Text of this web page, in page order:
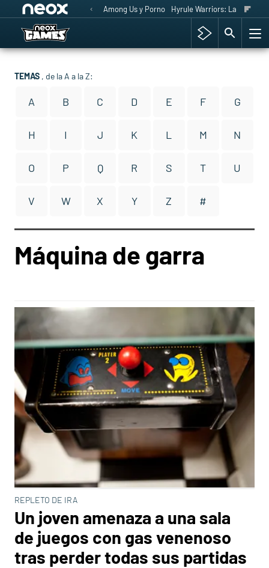
Among Us y Porno Hyrule Warriors: La Era del
TEMAS , de la A a la Z:
A B C D E F G
H I J K L M N
O P Q R S T U
V W X Y Z #
Máquina de garra
REPLETO DE IRA
Un joven amenaza a una sala
de juegos con gas venenoso
tras perder todas sus partidas